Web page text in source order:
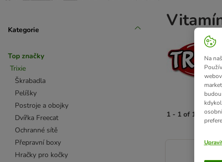
Kategorie
Top značky
Trixie
Škrabadla
Pelíšky
Postroje a obojky
Dvířka Freecat
Ochranné sítě
Přepravní boxy
Hračky pro kočky
1 - 1 of 1
product items
Na